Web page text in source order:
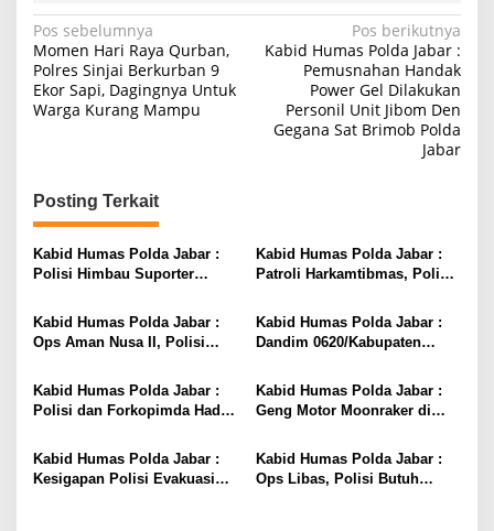
Navigasi
pos
Pos sebelumnya
Momen Hari Raya Qurban,
Polres Sinjai Berkurban 9
Ekor Sapi, Dagingnya Untuk
Warga Kurang Mampu
Pos berikutnya
Kabid Humas Polda Jabar :
Pemusnahan Handak
Power Gel Dilakukan
Personil Unit Jibom Den
Gegana Sat Brimob Polda
Jabar
Posting Terkait
Kabid Humas Polda Jabar :
Polisi Himbau Suporter
Kondusifitas
Kabid Humas Polda Jabar :
Patroli Harkamtibmas, Polisi
Rangka Ops Aman Nusa II
Kabid Humas Polda Jabar :
Ops Aman Nusa II, Polisi
Hewan Ternak Antisipasi PMK
Kabid Humas Polda Jabar :
Dandim 0620/Kabupaten
Arhanud-14/PWY Beri Kejutan
Hari Bhayangkara Ke-76 Pada
Polisi
Kabid Humas Polda Jabar :
Polisi dan Forkopimda Hadiri
Bhayangkara Ke-76
Kabid Humas Polda Jabar :
Geng Motor Moonraker di
Diri, Siap Dukung Kepolisian
Kabid Humas Polda Jabar :
Kesigapan Polisi Evakuasi
Kabid Humas Polda Jabar :
Ops Libas, Polisi Butuh